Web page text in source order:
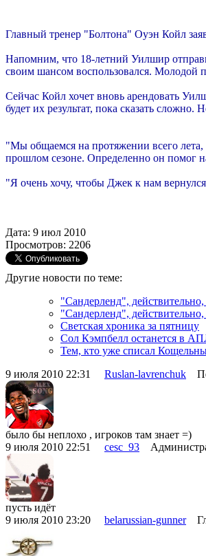
Главный тренер "Болтона" Оуэн Койл
Напомним, что 18-летний Уилшир
своим шансом воспользовался. Молодой
Сейчас Койл хочет вновь арендовать
будет их результат, пока сказать сложно.
"Мы общаемся на протяжении всего лета,
прошлом сезоне. Определенно он помог
"Я очень хочу, чтобы Джек к нам
Дата: 9 июл 2010
Просмотров: 2206
Другие новости по теме:
"Сандерленд",
"Сандерленд",
Светская хроника за пятницу
Сол Кэмпбелл останется в
Тем, кто уже списал Кощельны
9 июля 2010 22:31 Ruslan-lavrenchuk
было бы неплохо , игроков там знает =)
9 июля 2010 22:51 cesc_93
пусть идёт
9 июля 2010 23:20 belarussian-gunner